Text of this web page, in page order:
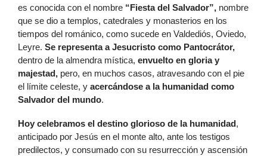
es conocida con el nombre “Fiesta del Salvador”, nombre
que se dio a templos, catedrales y monasterios en los
tiempos del románico, como sucede en Valdediós, Oviedo,
Leyre. Se representa a Jesucristo como Pantocrátor,
dentro de la almendra mística, envuelto en gloria y
majestad, pero, en muchos casos, atravesando con el pie
el límite celeste, y acercándose a la humanidad como
Salvador del mundo.
Hoy celebramos el destino glorioso de la humanidad,
anticipado por Jesús en el monte alto, ante los testigos
predilectos, y consumado con su resurrección y ascensión